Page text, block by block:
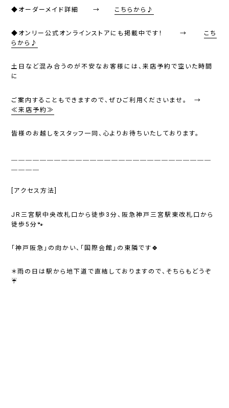
◆オーダーメイド詳細 → こちらから♪
◆オンリー公式オンラインストアにも掲載中です！ → こち
らから♪
土日など混み合うのが不安なお客様には、来店予約で空いた時間
に
ご案内することもできますので、ぜひご利用くださいませ。 →
≪来店予約≫
皆様のお越しをスタッフ一同、心よりお待ちいたしております。
[アクセス方法]
JR三宮駅中央改札口から徒歩3分、阪急神戸三宮駅東改札口から
徒歩5分🐾
「神戸阪急」の向かい、「国際会館」の東隣です🍀
＊雨の日は駅から地下道で直結しておりますので、そちらもどうぞ
☔